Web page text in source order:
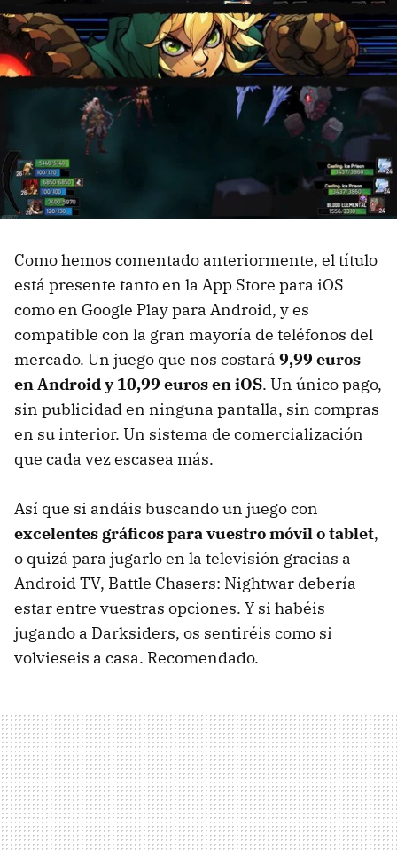
Como hemos comentado anteriormente, el título
está presente tanto en la App Store para iOS
como en Google Play para Android, y es
compatible con la gran mayoría de teléfonos del
mercado. Un juego que nos costará 9,99 euros
en Android y 10,99 euros en iOS. Un único pago,
sin publicidad en ninguna pantalla, sin compras
en su interior. Un sistema de comercialización
que cada vez escasea más.
Así que si andáis buscando un juego con
excelentes gráficos para vuestro móvil o tablet,
o quizá para jugarlo en la televisión gracias a
Android TV, Battle Chasers: Nightwar debería
estar entre vuestras opciones. Y si habéis
jugando a Darksiders, os sentiréis como si
volvieseis a casa. Recomendado.